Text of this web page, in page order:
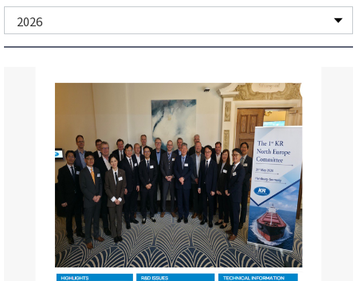
TECHNICAL INFORMATION
海上风电吸力预装 / 桩预装导管架支撑结构新型施工工艺开发
NOTICE BOARD
SOPEP/SMPEP 沿岸国联络人信息更新（2026.04.30)
航运行业引入UK ETS执行指南
[海上变电站指南] 制定公告